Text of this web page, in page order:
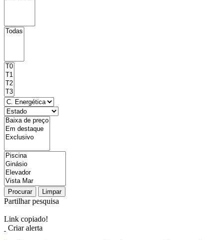
Procurar Limpar
Partilhar pesquisa
Link copiado!
Criar alerta